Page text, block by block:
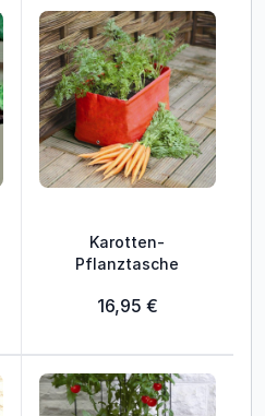
Karotten-
Pflanztasche
16,95 €